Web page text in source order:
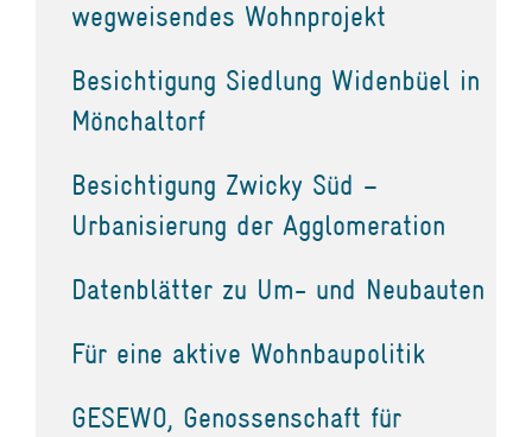
wegweisendes Wohnprojekt
Besichtigung Siedlung Widenbüel in
Mönchaltorf
Besichtigung Zwicky Süd –
Urbanisierung der Agglomeration
Datenblätter zu Um- und Neubauten
Für eine aktive Wohnbaupolitik
GESEWO, Genossenschaft für